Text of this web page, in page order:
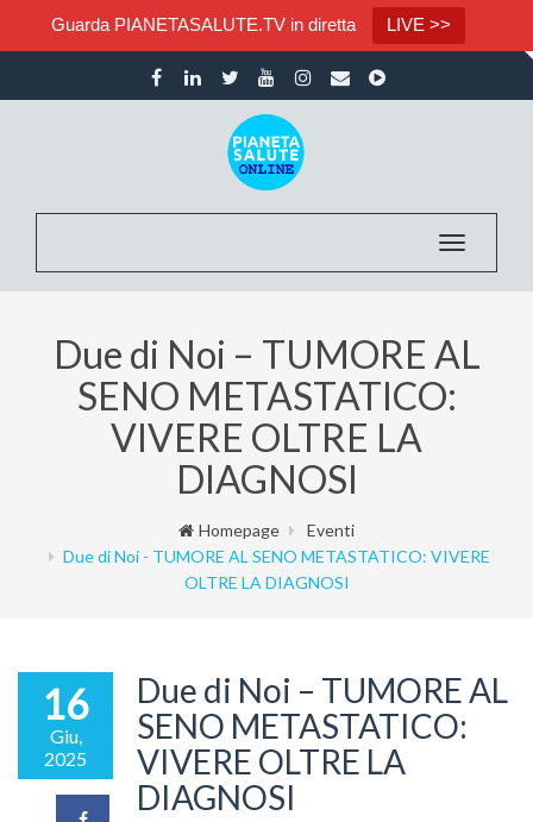
Guarda PIANETASALUTE.TV in diretta LIVE >>
Toggle
Due di Noi – TUMORE AL
SENO METASTATICO:
VIVERE OLTRE LA
DIAGNOSI
Homepage
Eventi
Due di Noi - TUMORE AL SENO METASTATICO: VIVERE
OLTRE LA DIAGNOSI
16
Giu,
2025
Due di Noi – TUMORE AL
SENO METASTATICO:
VIVERE OLTRE LA
DIAGNOSI